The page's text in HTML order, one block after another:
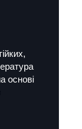
основі